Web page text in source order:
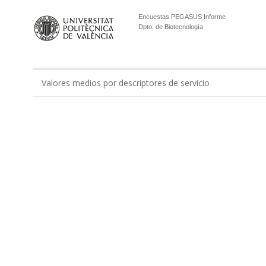
Encuestas PEGASUS Informe
Dpto. de Biotecnología
Valores medios por descriptores de servicio